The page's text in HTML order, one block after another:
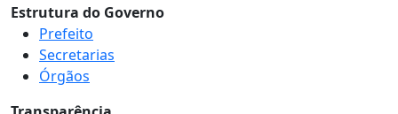
Estrutura do Governo
Prefeito
Secretarias
Órgãos